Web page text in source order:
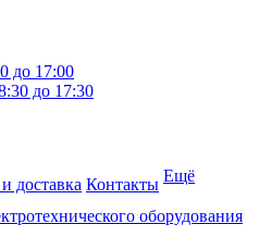
до 17:00
до 17:30
доставка Контакты Ещё